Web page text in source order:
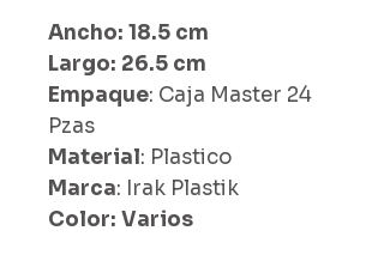
Ancho: 18.5 cm
Largo: 26.5 cm
Empaque: Caja Master 24
Pzas
Material: Plastico
Marca: Irak Plastik
Color: Varios